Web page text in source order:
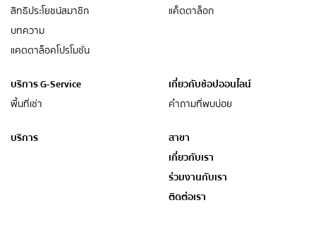
สิทธิประโยชน์สมาชิก
บทความ
แคตตาล็อคโปรโมชั่น
แค็ตตาล็อก
บริการ G-Service
พื้นที่เช่า
เกี่ยวกับช้อปออนไลน์
คำถามที่พบบ่อย
บริการ
สาขา
เกี่ยวกับเรา
ร่วมงานกับเรา
ติดต่อเรา